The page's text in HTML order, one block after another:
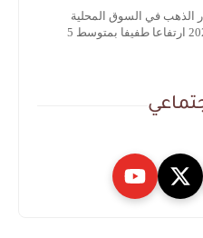
في السوق المحلية
المصرية اليوم الأحد 9 أغسطس 2026 ارتفاعا طفيفا بمتوسط 5